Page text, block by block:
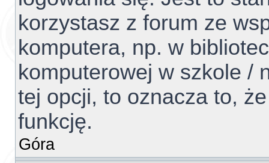
korzystasz z forum ze
komputera, np. w
komputerowej w szkole /
tej opcji, to oznacza to,
funkcję.
Góra